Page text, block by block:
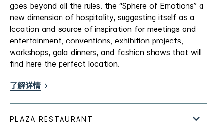
goes beyond all the rules. the “Sphere of Emotions” a
new dimension of hospitality, suggesting itself as a
location and source of inspiration for meetings and
entertainment, conventions, exhibition projects,
workshops, gala dinners, and fashion shows that will
find here the perfect location.
了解详情